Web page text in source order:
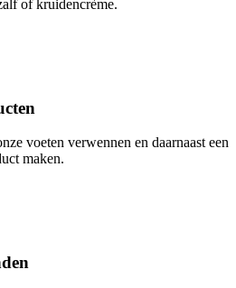
of kruidencrème.
voeten verwennen en daarnaast een
maken.